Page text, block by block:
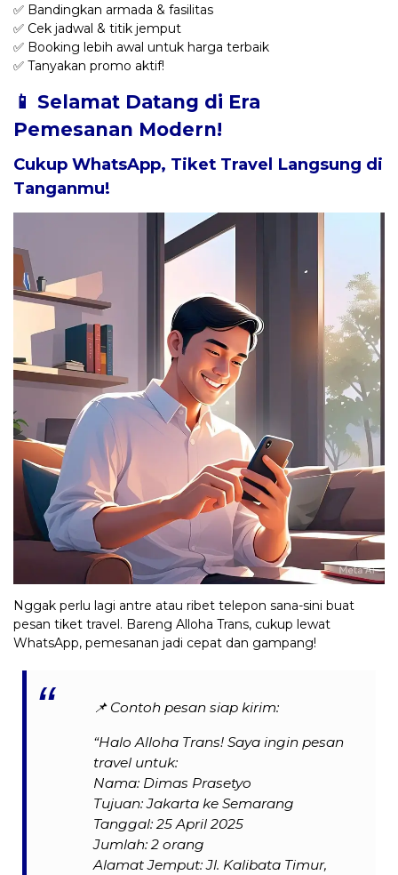
✅ Bandingkan armada & fasilitas
✅ Cek jadwal & titik jemput
✅ Booking lebih awal untuk harga terbaik
✅ Tanyakan promo aktif!
📱 Selamat Datang di Era
Pemesanan Modern!
Cukup WhatsApp, Tiket Travel Langsung di
Tanganmu!
Nggak perlu lagi antre atau ribet telepon sana-sini buat
pesan tiket travel. Bareng Alloha Trans, cukup lewat
WhatsApp, pemesanan jadi cepat dan gampang!
📌 Contoh pesan siap kirim:
“Halo Alloha Trans! Saya ingin pesan
travel untuk:
Nama: Dimas Prasetyo
Tujuan: Jakarta ke Semarang
Tanggal: 25 April 2025
Jumlah: 2 orang
Alamat Jemput: Jl. Kalibata Timur,